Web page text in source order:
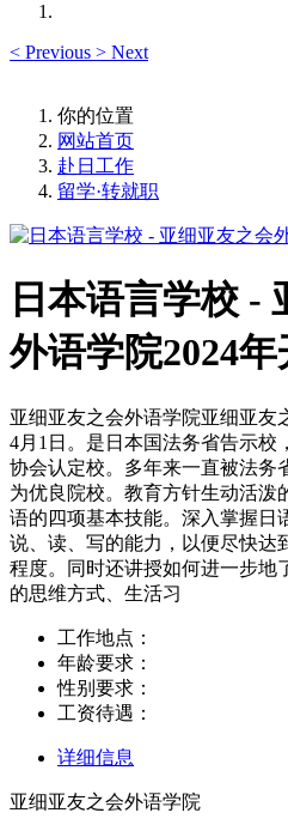
< Previous > Next
你的位置
网站首页
赴日工作
留学·转就职
日本语言学校 -
外语学院2024
亚细亚友之会外语学院亚细亚友
4月1日。是日本国法务省告示校
协会认定校。多年来一直被法务
为优良院校。教育方针生动活泼
语的四项基本技能。深入掌握日
说、读、写的能力，以便尽快达
程度。同时还讲授如何进一步地
的思维方式、生活习
工作地点：
年龄要求：
性别要求：
工资待遇：
详细信息
亚细亚友之会外语学院